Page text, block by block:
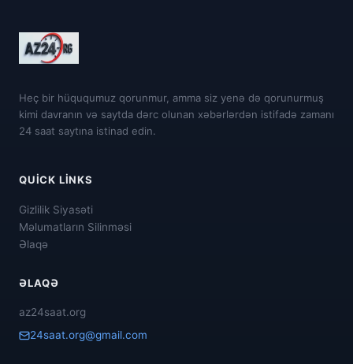
Heç bir hüququmuz qorunmur, amma siz yenə də qorunurmuş
kimi davranın və saytda dərc olunan xəbərlərdən istifadə zamanı
24 saat saytına istinad edin.
QUICK LINKS
Gizlilik Siyasəti
Məlumatların Silinməsi
Əlaqə
ƏLAQƏ
az24saat.org
24saat.org@gmail.com